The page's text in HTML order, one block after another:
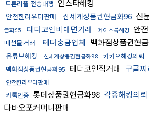
트론리플 전송대행 인스타해킹
안전한라우터판매 신세계상품권현금화96 신
금화95
테더코인비대면거래 페이스북해킹 안
폐선물거래
테더송금업체 백화점상품권현
유튜브해킹 신세계상품권현금화98
카카오해킹의뢰
백화점상품권현금화95 테더코인직거래 구글
안전한라우터판매
카톡인증 롯데상품권현금화98 각종해킹의뢰
다바오포커머니판매